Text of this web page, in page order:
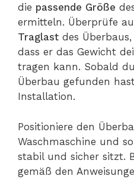
die passende Größe
ermitteln. Überprüfe
Traglast des
dass er das Gewicht
tragen kann. Sobald
Überbau gefunden
Installation.
Positioniere den
Waschmaschine und
stabil und sicher sitzt.
gemäß den